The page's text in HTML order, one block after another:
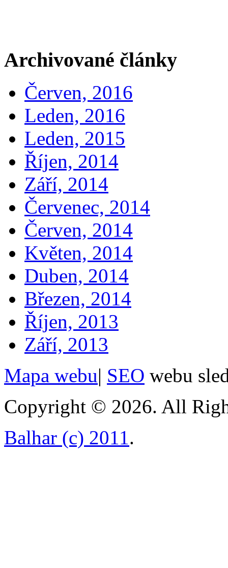
Archivované články
Červen, 2016
Leden, 2016
Leden, 2015
Říjen, 2014
Září, 2014
Červenec, 2014
Červen, 2014
Květen, 2014
Duben, 2014
Březen, 2014
Říjen, 2013
Září, 2013
Mapa webu| SEO webu
Copyright © 2026. All
Balhar (c) 2011.